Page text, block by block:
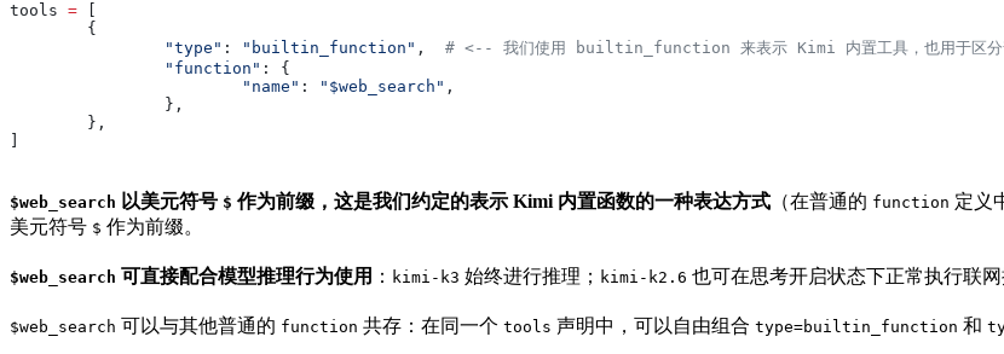
tools =
	{
		"type"
: "builtin_function" , # <-- 我们使用 builtin_function 来表示 Kimi 内置工具，也用于区
		"function"
: {
			"name"
: "$web_search" ,
		},
	},
$web_search 以美元符号 $ 作为前缀，这是我们约定的表示 Kimi 内置函数的一种表达方式 （在普通的 function 定义
美元符号 $ 作为前缀。
$web_search 可直接配合模型推理行为使用 ： kimi-k3 始终进行推理； kimi-k2.6 也可在思考开启状态下正常执行联网
$web_search 可以与其他普通的 function 共存：在同一个 tools 声明中，可以自由组合 type=builtin_function 和